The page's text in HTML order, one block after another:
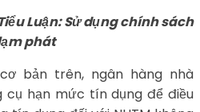
Luận: Sử dụng chính sách
phát
bản trên, ngân hàng nhà
hạn mức tín dụng để điều